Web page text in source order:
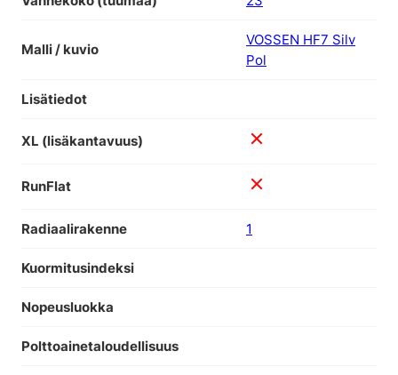
Malli / kuvio
VOSSEN HF7 Silv
Pol
Lisätiedot
XL (lisäkantavuus)
RunFlat
Radiaalirakenne 1
Kuormitusindeksi
Nopeusluokka
Polttoainetaloudellisuus